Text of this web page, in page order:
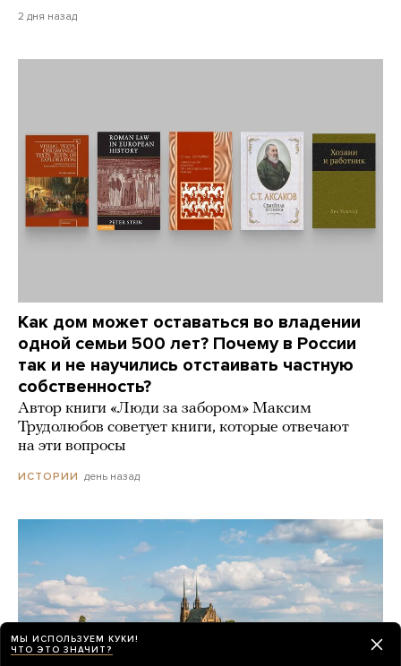
2 дня назад
Как дом может оставаться во владении
одной семьи 500 лет? Почему в России
так и не научились отстаивать частную
собственность?
Автор книги «Люди за забором» Максим
Трудолюбов советует книги, которые отвечают
на эти вопросы
ИСТОРИИ день назад
МЫ ИСПОЛЬЗУЕМ КУКИ!
ЧТО ЭТО ЗНАЧИТ?